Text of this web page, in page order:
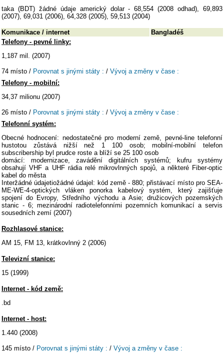
taka (BDT) žádné údaje americký dolar - 68,554 (2008 odhad), 69,893
(2007), 69,031 (2006), 64,328 (2005), 59,513 (2004)
Komunikace / internet
Bangladéš
Telefony - pevné linky:
1,187 mil. (2007)
74 místo / Porovnat s jinými státy : / Vývoj a změny v čase :
Telefony - mobilní:
34,37 milionu (2007)
26 místo / Porovnat s jinými státy : / Vývoj a změny v čase :
Telefonní systém:
Obecné hodnocení: nedostatečné pro moderní země, pevné-line telefonní
hustotou zůstává nižší než 1 100 osob; mobilní-mobilní telefon
subscribership byl prudce roste a blíží se 25 100 osob
domácí: modernizace, zavádění digitálních systémů; kufru systémy
obsahují VHF a UHF rádia relé mikrovlnných spojů, a některé Fiber-optic
kabel do města
Interžádné údajetiožádné údajel: kód země - 880; přistávací místo pro SEA-
ME-WE-4-optických vláken ponorka kabelový systém, který zajišťuje
spojení do Evropy, Středního východu a Asie; družicových pozemských
stanic - 6; mezinárodní radiotelefonními pozemních komunikací a servis
sousedních zemí (2007)
Rozhlasové stanice:
AM 15, FM 13, krátkovlnný 2 (2006)
Televizní stanice:
15 (1999)
Internet - kód země:
.bd
Internet - host:
1.440 (2008)
145 místo / Porovnat s jinými státy : / Vývoj a změny v čase :